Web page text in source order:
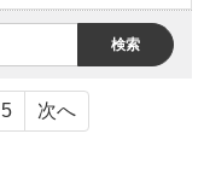
検索
5 次へ